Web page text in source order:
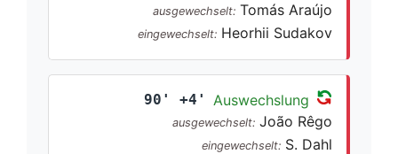
ausgewechselt: Tomás Araújo
eingewechselt: Heorhii Sudakov
90' +4' Auswechslung
ausgewechselt: João Rêgo
eingewechselt: S. Dahl